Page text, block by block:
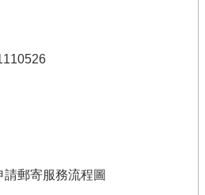
郵寄服務流程圖